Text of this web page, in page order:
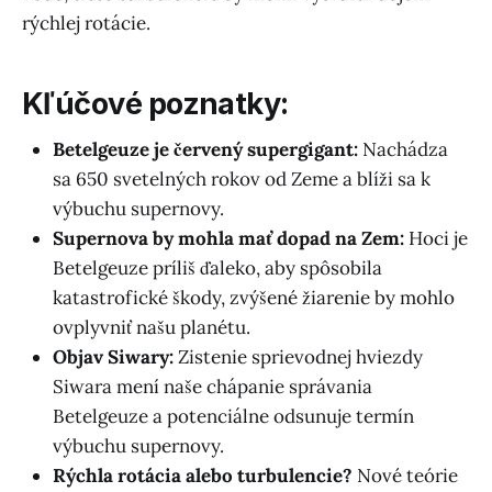
rýchlej rotácie.
Kľúčové poznatky:
Betelgeuze je červený supergigant: Nachádza
sa 650 svetelných rokov od Zeme a blíži sa k
výbuchu supernovy.
Supernova by mohla mať dopad na Zem: Hoci je
Betelgeuze príliš ďaleko, aby spôsobila
katastrofické škody, zvýšené žiarenie by mohlo
ovplyvniť našu planétu.
Objav Siwary:Zistenie sprievodnej hviezdy
Siwara mení naše chápanie správania
Betelgeuze a potenciálne odsunuje termín
výbuchu supernovy.
Rýchla rotácia alebo turbulencie? Nové teórie